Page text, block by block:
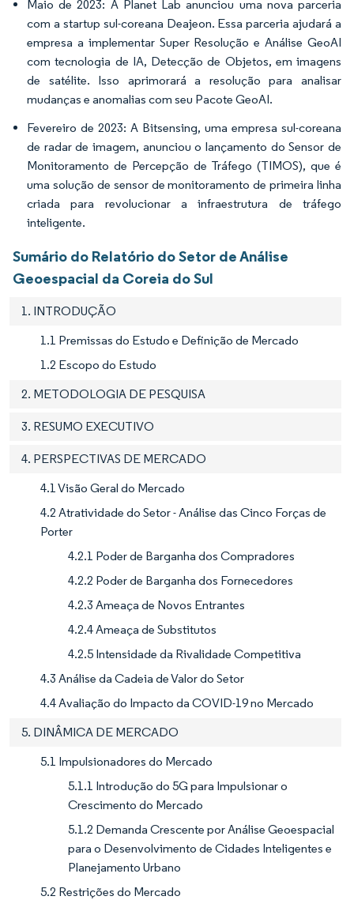
Maio de 2023: A Planet Lab anunciou uma nova parceria
com a startup sul-coreana Deajeon. Essa parceria ajudará a
empresa a implementar Super Resolução e Análise GeoAI
com tecnologia de IA, Detecção de Objetos, em imagens
de satélite. Isso aprimorará a resolução para analisar
mudanças e anomalias com seu Pacote GeoAI.
Fevereiro de 2023: A Bitsensing, uma empresa sul-coreana
de radar de imagem, anunciou o lançamento do Sensor de
Monitoramento de Percepção de Tráfego (TIMOS), que é
uma solução de sensor de monitoramento de primeira linha
criada para revolucionar a infraestrutura de tráfego
inteligente.
Sumário do Relatório do Setor de Análise
Geoespacial da Coreia do Sul
1. INTRODUÇÃO
1.1 Premissas do Estudo e Definição de Mercado
1.2 Escopo do Estudo
2. METODOLOGIA DE PESQUISA
3. RESUMO EXECUTIVO
4. PERSPECTIVAS DE MERCADO
4.1 Visão Geral do Mercado
4.2 Atratividade do Setor - Análise das Cinco Forças de
Porter
4.2.1 Poder de Barganha dos Compradores
4.2.2 Poder de Barganha dos Fornecedores
4.2.3 Ameaça de Novos Entrantes
4.2.4 Ameaça de Substitutos
4.2.5 Intensidade da Rivalidade Competitiva
4.3 Análise da Cadeia de Valor do Setor
4.4 Avaliação do Impacto da COVID-19 no Mercado
5. DINÂMICA DE MERCADO
5.1 Impulsionadores do Mercado
5.1.1 Introdução do 5G para Impulsionar o
Crescimento do Mercado
5.1.2 Demanda Crescente por Análise Geoespacial
para o Desenvolvimento de Cidades Inteligentes e
Planejamento Urbano
5.2 Restrições do Mercado